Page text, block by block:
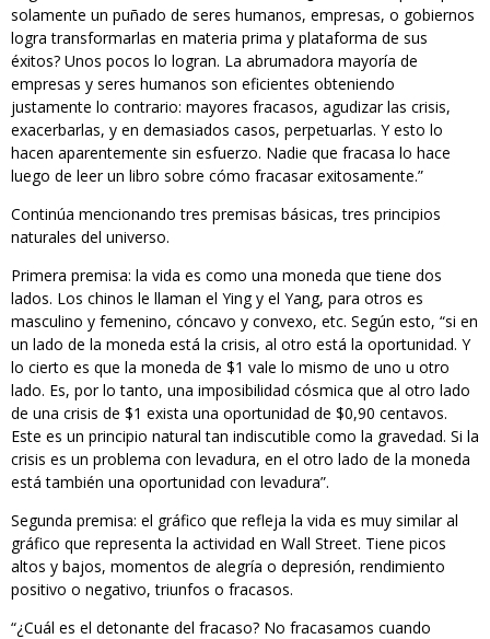
solamente un puñado de seres humanos, empresas, o gobiernos
logra transformarlas en materia prima y plataforma de sus
éxitos? Unos pocos lo logran. La abrumadora mayoría de
empresas y seres humanos son eficientes obteniendo
justamente lo contrario: mayores fracasos, agudizar las crisis,
exacerbarlas, y en demasiados casos, perpetuarlas. Y esto lo
hacen aparentemente sin esfuerzo. Nadie que fracasa lo hace
luego de leer un libro sobre cómo fracasar exitosamente.”
Continúa mencionando tres premisas básicas, tres principios
naturales del universo.
Primera premisa: la vida es como una moneda que tiene dos
lados. Los chinos le llaman el Ying y el Yang, para otros es
masculino y femenino, cóncavo y convexo, etc. Según esto, “si en
un lado de la moneda está la crisis, al otro está la oportunidad. Y
lo cierto es que la moneda de $1 vale lo mismo de uno u otro
lado. Es, por lo tanto, una imposibilidad cósmica que al otro lado
de una crisis de $1 exista una oportunidad de $0,90 centavos.
Este es un principio natural tan indiscutible como la gravedad. Si la
crisis es un problema con levadura, en el otro lado de la moneda
está también una oportunidad con levadura”.
Segunda premisa: el gráfico que refleja la vida es muy similar al
gráfico que representa la actividad en Wall Street. Tiene picos
altos y bajos, momentos de alegría o depresión, rendimiento
positivo o negativo, triunfos o fracasos.
“¿Cuál es el detonante del fracaso? No fracasamos cuando